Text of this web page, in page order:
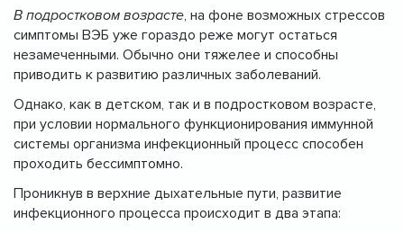
В подростковом возрасте , на фоне возможных стрессов
симптомы ВЭБ уже гораздо реже могут остаться
незамеченными. Обычно они тяжелее и способны
приводить к развитию различных заболеваний.
Однако, как в детском, так и в подростковом возрасте,
при условии нормального функционирования иммунной
системы организма инфекционный процесс способен
проходить бессимптомно.
Проникнув в верхние дыхательные пути, развитие
инфекционного процесса происходит в два этапа: